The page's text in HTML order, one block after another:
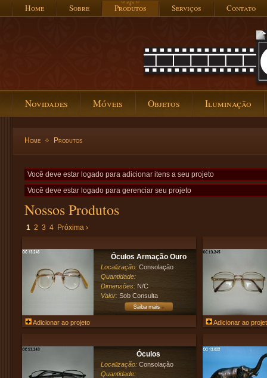
Home Sobre Produtos Serviços Contato
Novidades Móveis Objetos Iluminação
Home Produtos
Você deve estar logado para adicionar itens a seu projeto
Você deve estar logado para gerenciar seu projeto
Nossos Produtos
1 2 3 4 Próxima ›
Óculos Armação Ouro
Localização: Consolação
Quantidade:
Dimensões: N/C
Valor: Sob Consulta
Adicionar ao projeto Adicionar ao
Óculos
Localização: Consolação
Quantidade: